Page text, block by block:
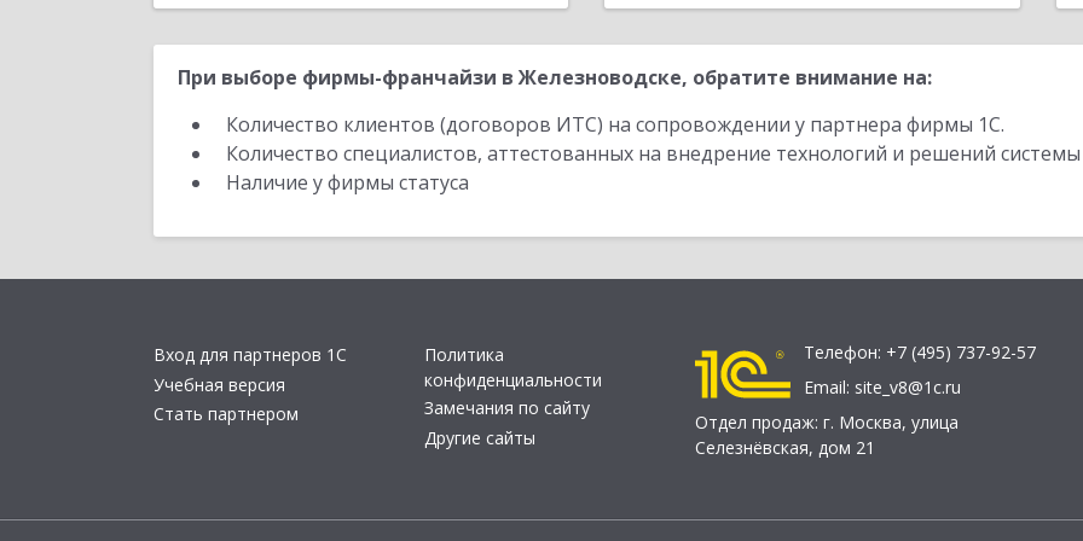
При выборе фирмы-франчайзи в Железноводске, обратите внимание на:
Количество клиентов (договоров ИТС) на сопровождении у партнера фирмы 1С.
Количество специалистов, аттестованных на внедрение технологий и решений
Наличие у фирмы статуса
Вход для партнеров 1С
Учебная версия
Стать партнером
Политика
конфиденциальности
Замечания по сайту
Другие сайты
Телефон: +7 (495) 737-92-57
Email: site_v8@1c.ru
Отдел продаж: г. Москва, улица
Селезнёвская, дом 21